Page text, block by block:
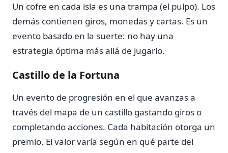
Un cofre en cada isla es una trampa (el pulpo). Los
demás contienen giros, monedas y cartas. Es un
evento basado en la suerte: no hay una
estrategia óptima más allá de jugarlo.
Castillo de la Fortuna
Un evento de progresión en el que avanzas a
través del mapa de un castillo gastando giros o
completando acciones. Cada habitación otorga un
premio. El valor varía según en qué parte del